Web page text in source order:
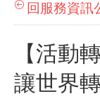
回服務資訊
【活動
讓世界